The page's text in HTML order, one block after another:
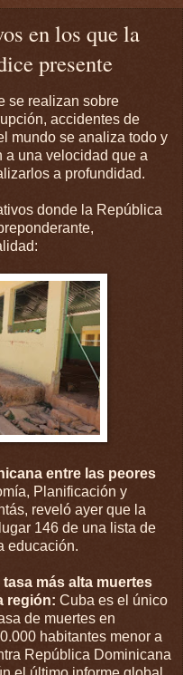
en los que la
presente
se realizan sobre
accidentes de
mundo se analiza todo y
a una velocidad que a
a profundidad.
donde la República
entre las peores
Planificación y
reveló ayer que la
146 de una lista de
educación.
más alta muertes
región: Cuba es el único
de muertes en
habitantes menor a
República Dominicana